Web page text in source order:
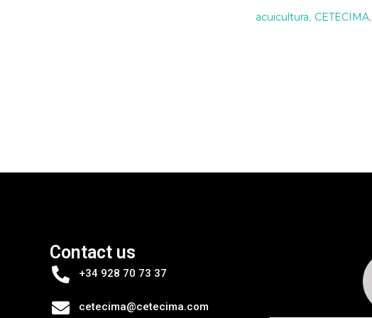
acuicultura, CETECIMA,
Contact us
+34 928 70 73 37
cetecima@cetecima.com